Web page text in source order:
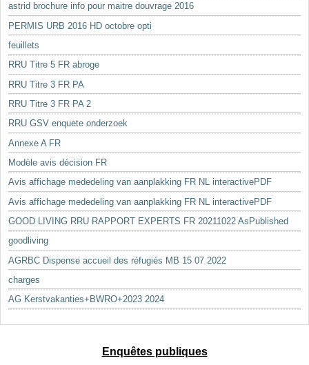
astrid brochure info pour maitre douvrage 2016
PERMIS URB 2016 HD octobre opti
feuillets
RRU Titre 5 FR abroge
RRU Titre 3 FR PA
RRU Titre 3 FR PA 2
RRU GSV enquete onderzoek
Annexe A FR
Modèle avis décision FR
Avis affichage mededeling van aanplakking FR NL interactivePDF
Avis affichage mededeling van aanplakking FR NL interactivePDF
GOOD LIVING RRU RAPPORT EXPERTS FR 20211022 AsPublished
goodliving
AGRBC Dispense accueil des réfugiés MB 15 07 2022
charges
AG Kerstvakanties+BWRO+2023 2024
Enquêtes publiques